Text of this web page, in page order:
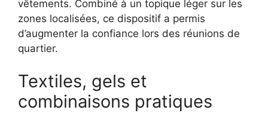
vêtements. Combiné à un topique léger sur les
zones localisées, ce dispositif a permis
d’augmenter la confiance lors des réunions de
quartier.
Textiles, gels et
combinaisons pratiques